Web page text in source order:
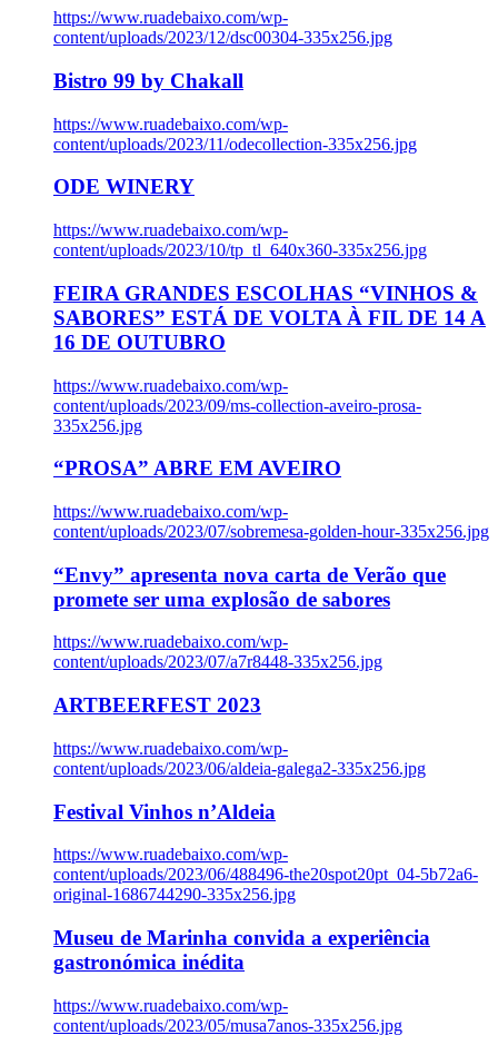
https://www.ruadebaixo.com/wp-
content/uploads/2023/12/dsc00304-335x256.jpg
Bistro 99 by Chakall
https://www.ruadebaixo.com/wp-
content/uploads/2023/11/odecollection-335x256.jpg
ODE WINERY
https://www.ruadebaixo.com/wp-
content/uploads/2023/10/tp_tl_640x360-335x256.jpg
FEIRA GRANDES ESCOLHAS “VINHOS &
SABORES” ESTÁ DE VOLTA À FIL DE 14 A
16 DE OUTUBRO
https://www.ruadebaixo.com/wp-
content/uploads/2023/09/ms-collection-aveiro-prosa-
335x256.jpg
“PROSA” ABRE EM AVEIRO
https://www.ruadebaixo.com/wp-
content/uploads/2023/07/sobremesa-golden-hour-335x256.jpg
“Envy” apresenta nova carta de Verão que
promete ser uma explosão de sabores
https://www.ruadebaixo.com/wp-
content/uploads/2023/07/a7r8448-335x256.jpg
ARTBEERFEST 2023
https://www.ruadebaixo.com/wp-
content/uploads/2023/06/aldeia-galega2-335x256.jpg
Festival Vinhos n’Aldeia
https://www.ruadebaixo.com/wp-
content/uploads/2023/06/488496-the20spot20pt_04-5b72a6-
original-1686744290-335x256.jpg
Museu de Marinha convida a experiência
gastronómica inédita
https://www.ruadebaixo.com/wp-
content/uploads/2023/05/musa7anos-335x256.jpg